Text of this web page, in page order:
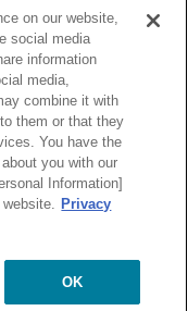
on our website,
social media
information
media,
combine it with
them or that they
You have the
you with our
Information]
Privacy
OK